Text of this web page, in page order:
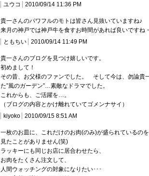
ユウコ
2010/09/14 11:36 PM
貴一さんのパワフルのモトは皆さん見抜いていますね♪
来月の神戸では神戸牛を食すお時間があれば良いですね・
ともちい
2010/09/14 11:49 PM
貴一さんのブログを見つけ嬉しいです。
初めまして！
その昔、お父様のファンでした。 そして今は、勿論貴
た”風のガーデン”…素敵なドラマでした。
これからも、ご活躍を…。
（ブログの内容とかけ離れていてゴメンナサイ）
kiyoko
2010/09/15 8:51 AM
一枚のお皿に、これだけのお肉(のみ)が盛られているのを
見たことがありません(笑)
ラッキーにも同じお店に居合わせたら、
お肉をたくさん注文して、
人間ウォッチングの対象になりたい･･･